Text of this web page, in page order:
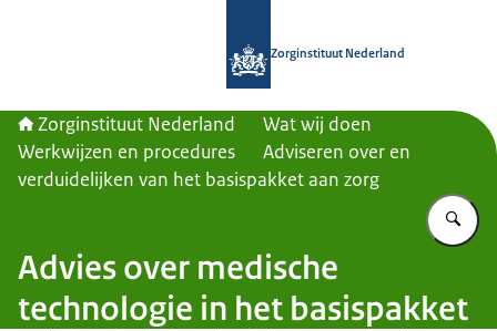
Zorginstituut Nederland
Zorginstituut Nederland
Wat wij doen
Werkwijzen en procedures
Adviseren over en
verduidelijken van het basispakket aan zorg
Advies over medische
technologie in het basispakket